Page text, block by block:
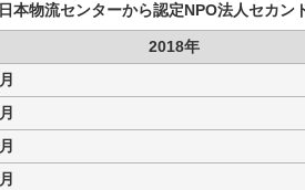
本物流センターから認定NPO法人セカン
2018年